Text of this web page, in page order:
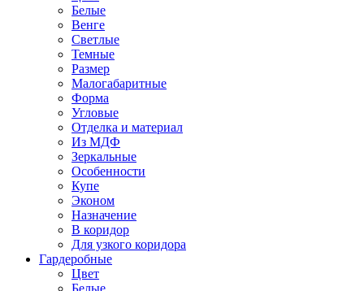
Белые
Венге
Светлые
Темные
Размер
Малогабаритные
Форма
Угловые
Отделка и материал
Из МДФ
Зеркальные
Особенности
Купе
Эконом
Назначение
В коридор
Для узкого коридора
Гардеробные
Цвет
Белые